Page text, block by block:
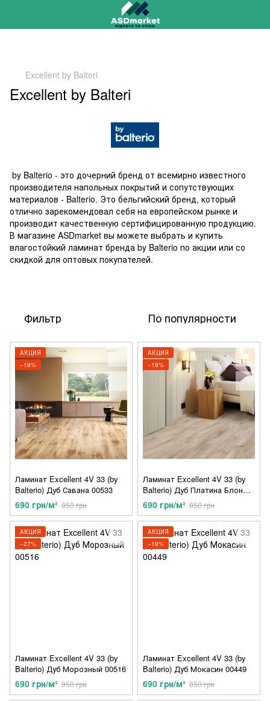
Excellent by Balteri
Excellent by Balteri
by Balterio - это дочерний бренд от всемирно известного
производителя напольных покрытий и сопутствующих
материалов - Balterio. Это бельгийский бренд, который
отлично зарекомендовал себя на европейском рынке и
производит качественную сертифицированную продукцию.
В магазине ASDmarket вы можете выбрать и купить
влагостойкий ламинат бренда by Balterio по акции или со
скидкой для оптовых покупателей.
Фильтр По популярности
АКЦИЯ
−19%
Ламинат Excellent 4V 33 (by
Balterio) Дуб Савана 00533
690 грн/м² 850 грн
АКЦИЯ
−19%
Ламинат Excellent 4V 33 (by
Balterio) Дуб Платина Блонд
00536
690 грн/м² 850 грн
АКЦИЯ
−27%
Ламинат Excellent 4V 33 (by
Balterio) Дуб Морозный 00516
690 грн/м² 950 грн
АКЦИЯ
−19%
Ламинат Excellent 4V 33 (by
Balterio) Дуб Мокасин 00449
690 грн/м² 850 грн